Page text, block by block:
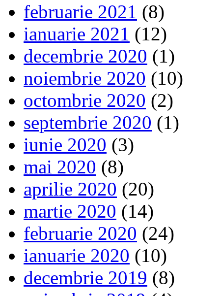
februarie 2021 (8)
ianuarie 2021 (12)
decembrie 2020 (1)
noiembrie 2020 (10)
octombrie 2020 (2)
septembrie 2020 (1)
iunie 2020 (3)
mai 2020 (8)
aprilie 2020 (20)
martie 2020 (14)
februarie 2020 (24)
ianuarie 2020 (10)
decembrie 2019 (8)